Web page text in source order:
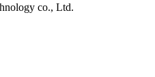
co., Ltd.